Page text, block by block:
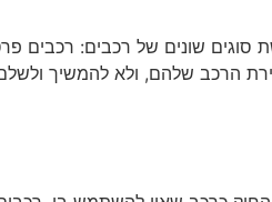
שונים של רכבים: רכבים
הרכב שלהם, ולא להמשיך